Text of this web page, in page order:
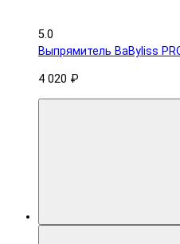
5.0
Выпрямитель BaByliss
4 020 ₽